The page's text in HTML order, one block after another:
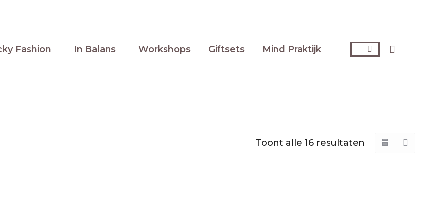
Fashion In Balans Workshops Giftsets Mind Praktijk Zoeken:
Toont alle 16 resultaten Gesorteerd
op